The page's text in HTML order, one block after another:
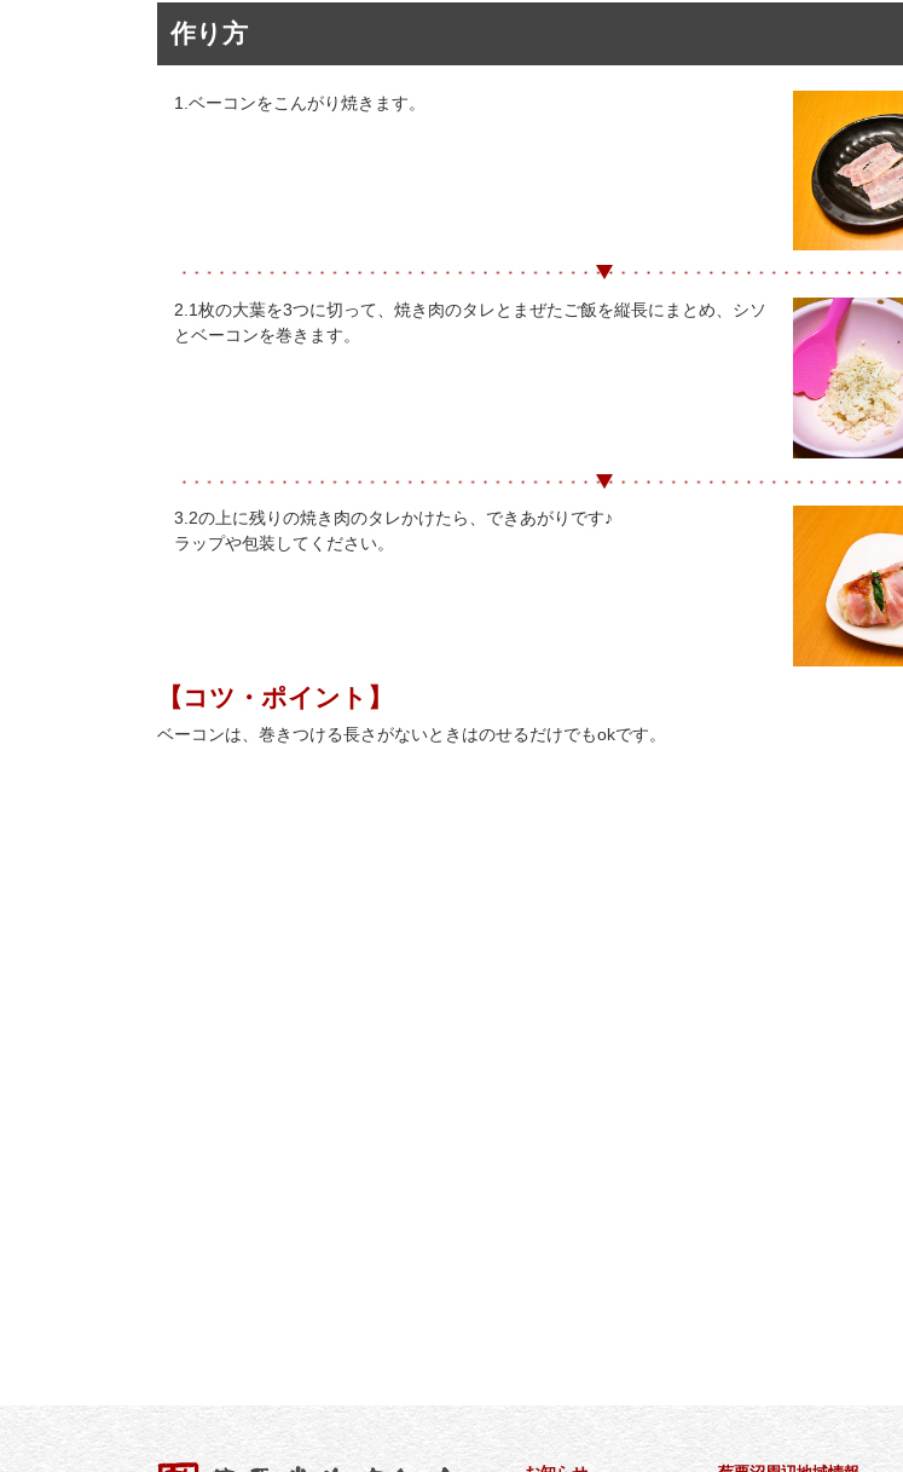
作り方
1.ベーコンをこんがり焼きます。
2.1枚の大葉を3つに切って、焼き肉のタレとまぜたご飯を縦長にまとめ、シソ
とベーコンを巻きます。
3.2の上に残りの焼き肉のタレかけたら、できあがりです♪
ラップや包装してください。
【コツ・ポイント】
ベーコンは、巻きつける長さがないときはのせるだけでもokです。